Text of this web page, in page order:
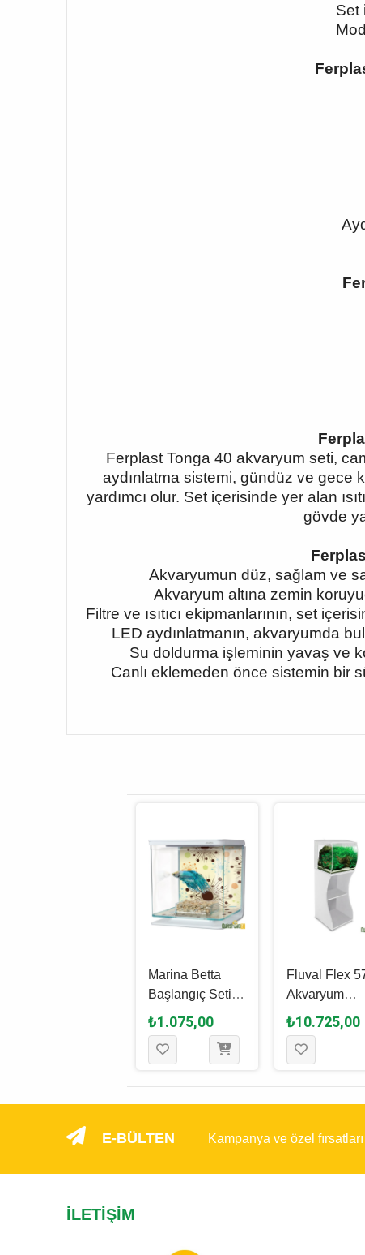
Set
Ferplast Tonga 40 akvaryum seti,
aydınlatma sistemi, gündüz ve gece
yardımcı olur. Set içerisinde yer alan
gövde
Akvaryumun düz, sağlam ve
Akvaryum altına zemin
Filtre ve ısıtıcı ekipmanlarının, set
LED aydınlatmanın, akvaryumda
Su doldurma işleminin yavaş ve
Canlı eklemeden önce sistemin bir
Marina Betta
Başlangıç Seti
Havai Fi̇şek
Akvaryum 2 L
₺1.075,00
Fluval Flex
Akvaryum
Sehpası
₺10.725,00
E-BÜLTEN Kampanya ve özel
İLETIŞIM